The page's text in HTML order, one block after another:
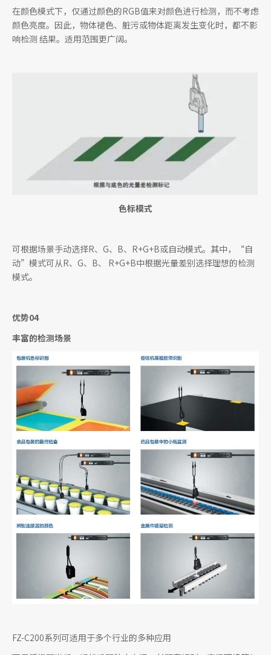
在颜色模式下，仅通过颜色的RGB值来对颜色进行检测，而不考虑
颜色亮度。因此，物体褪色、脏污或物体距离发生变化时，都不影
响检测 结果。适用范围更广阔。
色标模式
可根据场景手动选择R、G、B、R+G+B或自动模式。其中，“自
动”模式可从R、G、B、 R+G+B中根据光量差别选择理想的检测
模式。
优势04
丰富的检测场景
FZ-C200系列可适用于多个行业的多种应用